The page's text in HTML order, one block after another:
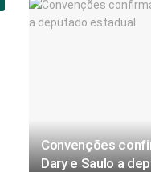
Convenções
Dary e Saulo a